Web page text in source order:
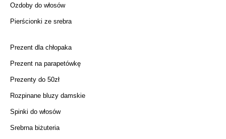
Ozdoby do włosów
Pierścionki ze srebra
Prezent dla chłopaka
Prezent na parapetówkę
Prezenty do 50zł
Rozpinane bluzy damskie
Spinki do włosów
Srebrna biżuteria